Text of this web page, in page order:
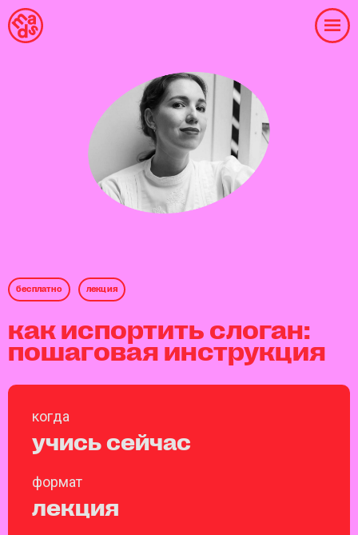
бесплaтнo лекция
как испортить слоган:
пошаговая инструкция
когда
учись сейчас
формат
лекция